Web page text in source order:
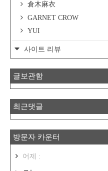
倉木麻衣
GARNET CROW
YUI
사이트 리뷰
글보관함
최근댓글
방문자 카운터
어제 :